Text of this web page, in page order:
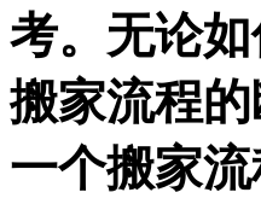
考。无论
搬家流程
一个搬家